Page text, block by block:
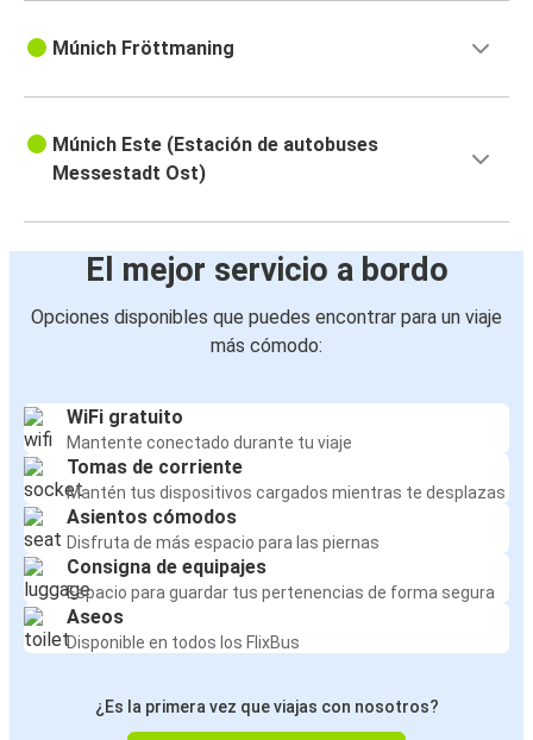
Múnich Fröttmaning
Múnich Este (Estación de autobuses
Messestadt Ost)
El mejor servicio a bordo
Opciones disponibles que puedes encontrar para un viaje
más cómodo:
WiFi gratuito
Mantente conectado durante tu viaje
Tomas de corriente
Mantén tus dispositivos cargados mientras te desplazas
Asientos cómodos
Disfruta de más espacio para las piernas
Consigna de equipajes
Espacio para guardar tus pertenencias de forma segura
Aseos
Disponible en todos los FlixBus
¿Es la primera vez que viajas con nosotros?